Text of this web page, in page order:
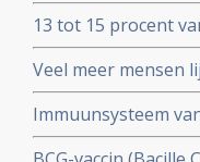
13 tot 15 procent
coronavirus
opgebouwd. Blijkt
bloeddonoren.
Veel meer mensen
gedacht. Door
immuniteit
Immuunsysteem
uit ons